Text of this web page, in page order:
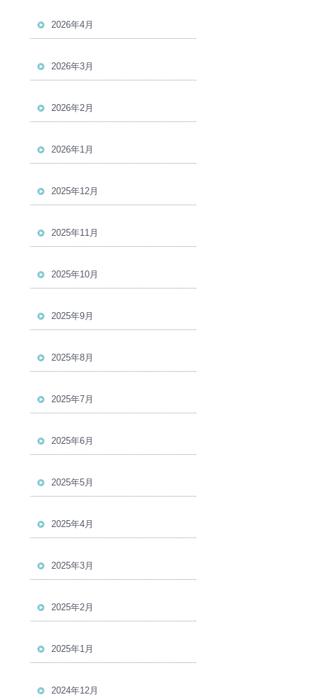
2026年4月
2026年3月
2026年2月
2026年1月
2025年12月
2025年11月
2025年10月
2025年9月
2025年8月
2025年7月
2025年6月
2025年5月
2025年4月
2025年3月
2025年2月
2025年1月
2024年12月